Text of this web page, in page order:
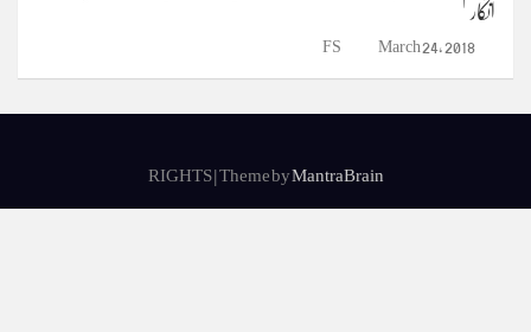
انکار
March 24, 2018
FS
RIGHTS | Theme byMantraBrain